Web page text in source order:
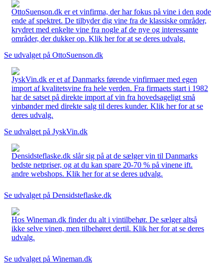
OttoSuenson.dk er et vinfirma, der har fokus på vine i den gode
ende af spektret. De tilbyder dig vine fra de klassiske områder,
krydret med enkelte vine fra nogle af de nye og interessante
områder, der dukker op. Klik her for at se deres udvalg.
Se udvalget på OttoSuenson.dk
JyskVin.dk er et af Danmarks førende vinfirmaer med egen
import af kvalitetsvine fra hele verden. Fra firmaets start i 1982
har de satset på direkte import af vin fra hovedsageligt små
vinbønder med direkte salg til deres kunder. Klik her for at se
deres udvalg.
Se udvalget på JyskVin.dk
Densidsteflaske.dk slår sig på at de sælger vin til Danmarks
bedste netpriser, og at du kan spare 20-70 % på vinene ift.
andre webshops. Klik her for at se deres udvalg.
Se udvalget på Densidsteflaske.dk
Hos Wineman.dk finder du alt i vintilbehør. De sælger altså
ikke selve vinen, men tilbehøret dertil. Klik her for at se deres
udvalg.
Se udvalget på Wineman.dk